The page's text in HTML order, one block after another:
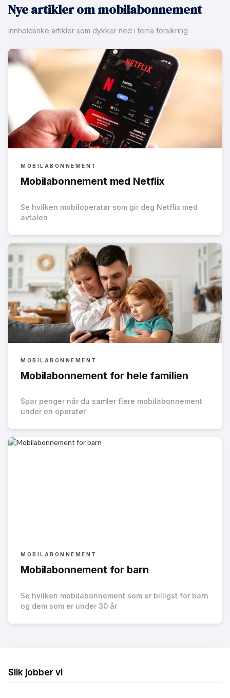
Nye artikler om mobilabonnement
Innholdsrike artikler som dykker ned i tema forsikring
MOBILABONNEMENT
Mobilabonnement med Netflix
Se hvilken mobiloperatør som gir deg Netflix med
avtalen
MOBILABONNEMENT
Mobilabonnement for hele familien
Spar penger når du samler flere mobilabonnement
under en operatør
MOBILABONNEMENT
Mobilabonnement for barn
Se hvilken mobilabonnement som er billigst for barn
og dem som er under 30 år
Slik jobber vi